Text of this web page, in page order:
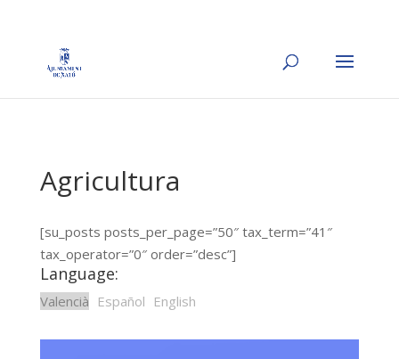
Agricultura
[su_posts posts_per_page=”50″ tax_term=”41″
tax_operator=”0″ order=”desc”]
Language:
Valencià Español English